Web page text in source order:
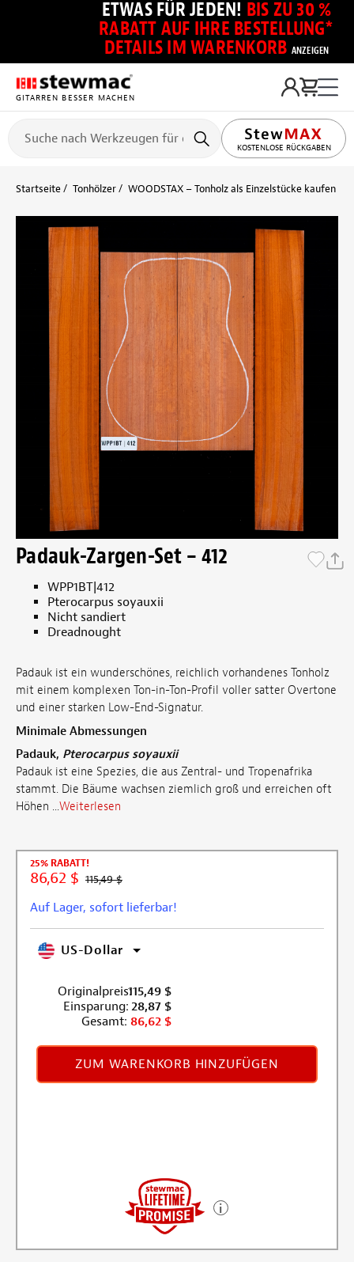
ETWAS FÜR JEDEN! BIS ZU 30 %
RABATT AUF IHRE BESTELLUNG*
DETAILS IM WARENKORB ANZEIGEN
GITARREN BESSER MACHEN
KOSTENLOSE RÜCKGABEN
Startseite Tonhölzer WOODSTAX – Tonholz als Einzelstücke kaufen
Padauk-Zargen-Set – 412
WPP1BT|412
Pterocarpus soyauxii
Nicht sandiert
Dreadnought
Padauk ist ein wunderschönes, reichlich vorhandenes Tonholz
mit einem komplexen Ton-in-Ton-Profil voller satter Overtone
und einer starken Low-End-Signatur.
Minimale Abmessungen
Padauk, Pterocarpus soyauxii
Padauk ist eine Spezies, die aus Zentral- und Tropenafrika
stammt. Die Bäume wachsen ziemlich groß und erreichen oft
Höhen ...Weiterlesen
25% RABATT!
86,62 $ 115,49 $
Auf Lager, sofort lieferbar!
US-Dollar
Originalpreis:115,49 $
Einsparung: 28,87 $
Gesamt: 86,62 $
ZUM WARENKORB HINZUFÜGEN